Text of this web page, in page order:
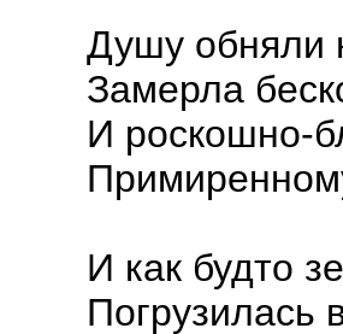
Душу обняли
Замерла
И роскошно-
И как будто
Погрузилась